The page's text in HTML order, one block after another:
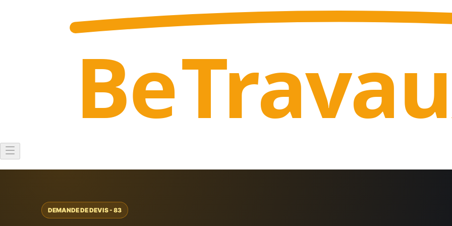
Be
DEMANDE DE DEVIS - 83